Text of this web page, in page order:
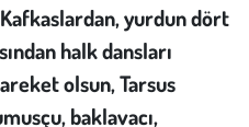
yurdun dört
halk dansları
olsun, Tarsus
baklavacı,